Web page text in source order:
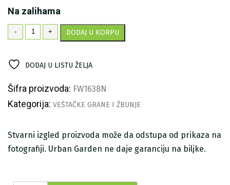
Na zalihama
-
Veštačka
grana
+ DODAJ U KORPU
DODAJ U LISTU ŽELJA
Šifra proizvoda: FW1638N
Kategorija: VEŠTAČKE GRANE I ŽBUNJE
Stvarni izgled proizvoda može da odstupa od prikaza na
fotografiji. Urban Garden ne daje garanciju na biljke.